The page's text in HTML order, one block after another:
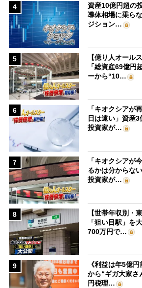
4
資産10億円超の
導体相場に乗ら
ジション…
5
【億り人オール
「総資産69億円
ーから“10…
6
「キオクシアが
日は遠い」資産
投資家が…
7
「キオクシアが
るかは分からな
投資家が…
8
【世帯年収別・
「狙い目駅」を
700万円で…
9
《利益は年5億
から“ギガ大家さ
円税理…